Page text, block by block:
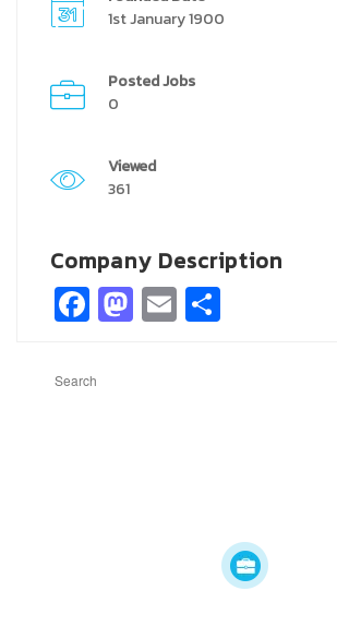
1st January 1900
Posted Jobs
0
Viewed
361
Company Description
Facebook
Mastodon
Email